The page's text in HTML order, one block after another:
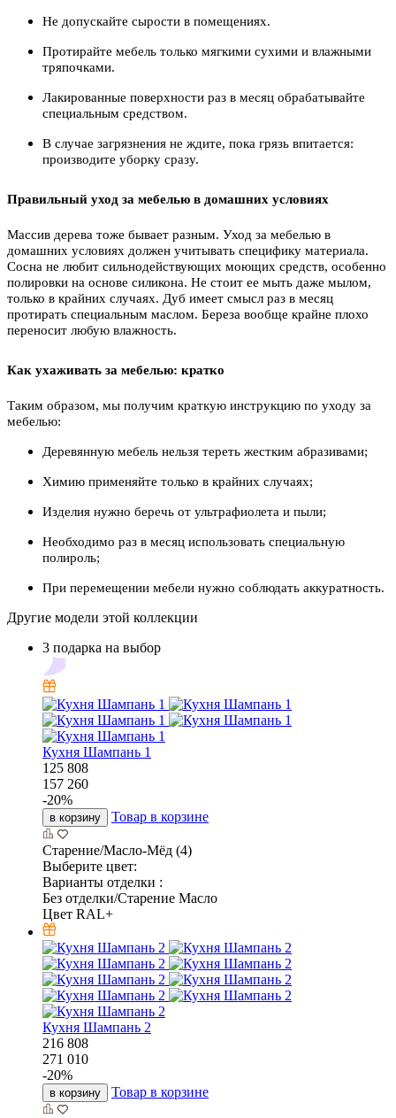
Не допускайте сырости в помещениях.
Протирайте мебель только мягкими сухими и влажными
тряпочками.
Лакированные поверхности раз в месяц обрабатывайте
специальным средством.
В случае загрязнения не ждите, пока грязь впитается:
производите уборку сразу.
Правильный уход за мебелью в домашних условиях
Массив дерева тоже бывает разным. Уход за мебелью в
домашних условиях должен учитывать специфику материала.
Сосна не любит сильнодействующих моющих средств, особенно
полировки на основе силикона. Не стоит ее мыть даже мылом,
только в крайних случаях. Дуб имеет смысл раз в месяц
протирать специальным маслом. Береза вообще крайне плохо
переносит любую влажность.
Как ухаживать за мебелью: кратко
Таким образом, мы получим краткую инструкцию по уходу за
мебелью:
Деревянную мебель нельзя тереть жестким абразивами;
Химию применяйте только в крайних случаях;
Изделия нужно беречь от ультрафиолета и пыли;
Необходимо раз в месяц использовать специальную
полироль;
При перемещении мебели нужно соблюдать аккуратность.
Другие модели этой коллекции
3 подарка на выбор
Кухня Шампань 1
125 808
157 260
-20%
в корзину Товар в корзине
Старение/Масло-Мёд (4)
Выберите цвет:
Варианты отделки :
Без отделки/Старение Масло
Цвет RAL+
Кухня Шампань 2
216 808
271 010
-20%
в корзину Товар в корзине